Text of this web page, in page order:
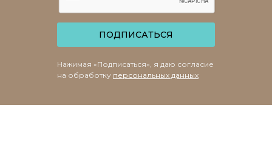
ПОДПИСАТЬСЯ
Нажимая «Подписаться», я даю согласие
на обработку персональных данных